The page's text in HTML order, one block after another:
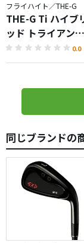
フライハイト／THE-G
THE-G Ti ハイブ
ッド トライアング
ル
0.0
同じブランドの